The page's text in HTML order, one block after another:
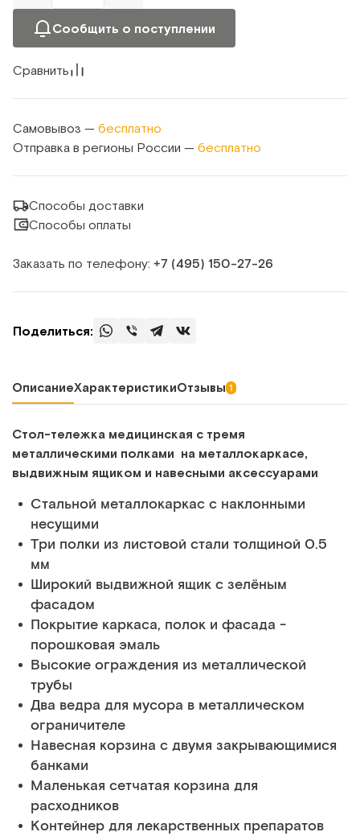
Сообщить о поступлении
Сравнить
Самовывоз — бесплатно
Отправка в регионы России — бесплатно
Способы доставки
Способы оплаты
Заказать по телефону: +7 (495) 150‑27‑26
Поделиться:
ОписаниеХарактеристикиОтзывы 1
Стол-тележка медицинская с тремя
металлическими полками на металлокаркасе,
выдвижным ящиком и навесными аксессуарами
Стальной металлокаркас с наклонными
несущими
Три полки из листовой стали толщиной 0.5
мм
Широкий выдвижной ящик с зелёным
фасадом
Покрытие каркаса, полок и фасада -
порошковая эмаль
Высокие ограждения из металлической
трубы
Два ведра для мусора в металлическом
ограничителе
Навесная корзина с двумя закрывающимися
банками
Маленькая сетчатая корзина для
расходников
Контейнер для лекарственных препаратов